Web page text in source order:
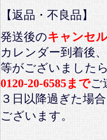
【返品・不良品】
発送後のキャンセ
カレンダー到着後、
等がございました
0120-20-6585までご
３日以降過ぎた場
ございます。